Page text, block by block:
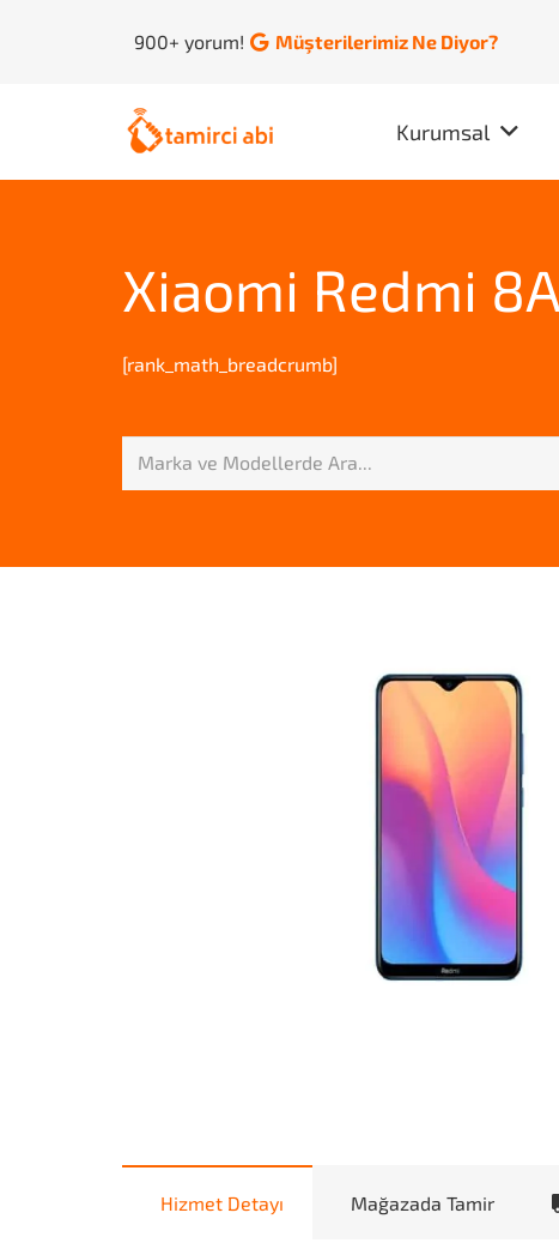
900+ yorum! Müşterilerimiz Ne Diyor?
Kurumsal
Xiaomi Redmi
[rank_math_breadcrumb]
Hizmet Detayı Mağazada Tamir